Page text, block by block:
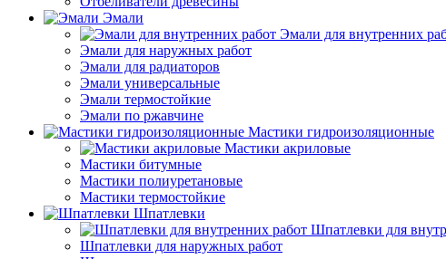
Эмали
Эмали для внутренних
Эмали для наружных работ
Эмали для радиаторов
Эмали универсальные
Эмали термостойкие
Эмали по ржавчине
Мастики гидроизоляционные
Мастики акриловые
Мастики битумные
Мастики полиуретановые
Мастики термостойкие
Шпатлевки
Шпатлевки для
Шпатлевки для наружных работ